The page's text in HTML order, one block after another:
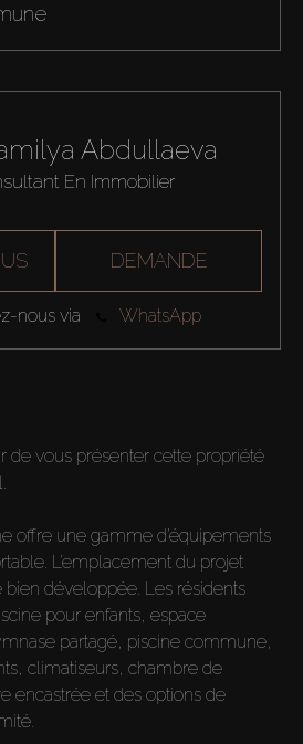
Abdullaeva
En Immobilier
DEMANDE
nous via WhatsApp
de vous présenter cette propriété
offre une gamme d’équipements
L’emplacement du projet
développée. Les résidents
pour enfants, espace
partagé, piscine commune,
climatiseurs, chambre de
encastrée et des options de